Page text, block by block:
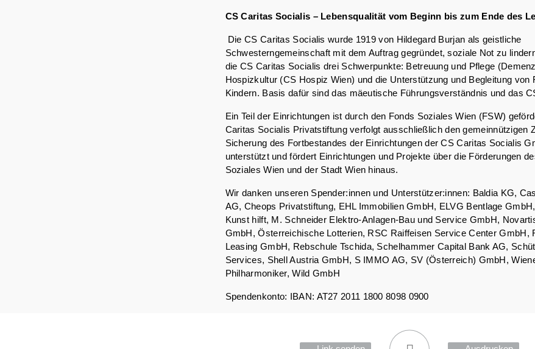
CS Caritas Socialis – Lebensqualität vom Beginn bis zum Ende des
Die CS Caritas Socialis wurde 1919 von Hildegard Burjan als geistliche
Schwesterngemeinschaft mit dem Auftrag gegründet, soziale Not zu
die CS Caritas Socialis drei Schwerpunkte: Betreuung und Pflege
Hospizkultur (CS Hospiz Wien) und die Unterstützung und Begleitung von
Kindern. Basis dafür sind das mäeutische Führungsverständnis und das
Ein Teil der Einrichtungen ist durch den Fonds Soziales Wien (FSW)
Caritas Socialis Privatstiftung verfolgt ausschließlich den gemeinnützigen
Sicherung des Fortbestandes der Einrichtungen der CS Caritas Socialis
unterstützt und fördert Einrichtungen und Projekte über die Förderungen
Soziales Wien und der Stadt Wien hinaus.
Wir danken unseren Spender:innen und Unterstützer:innen: Baldia KG,
AG, Cheops Privatstiftung, EHL Immobilien GmbH, ELVG Bentlage
Kunst hilft, M. Schneider Elektro-Anlagen-Bau und Service GmbH,
GmbH, Österreichische Lotterien, RSC Raiffeisen Service Center GmbH,
Leasing GmbH, Rebschule Tschida, Schelhammer Capital Bank AG,
Services, Shell Austria GmbH, S IMMO AG, SV (Österreich) GmbH,
Philharmoniker, Wild GmbH
Spendenkonto: IBAN: AT27 2011 1800 8098 0900